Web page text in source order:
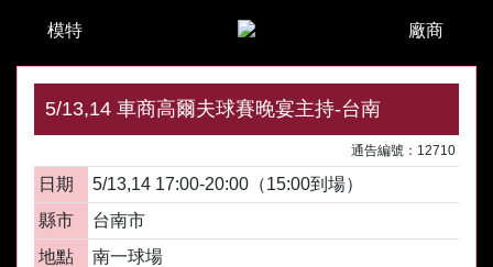
模特 廠商
5/13,14 車商高爾夫球賽晚宴主持-台南
通告編號：12710
日期
5/13,14 17:00-20:00（15:00到場）
縣市
台南市
地點
南一球場